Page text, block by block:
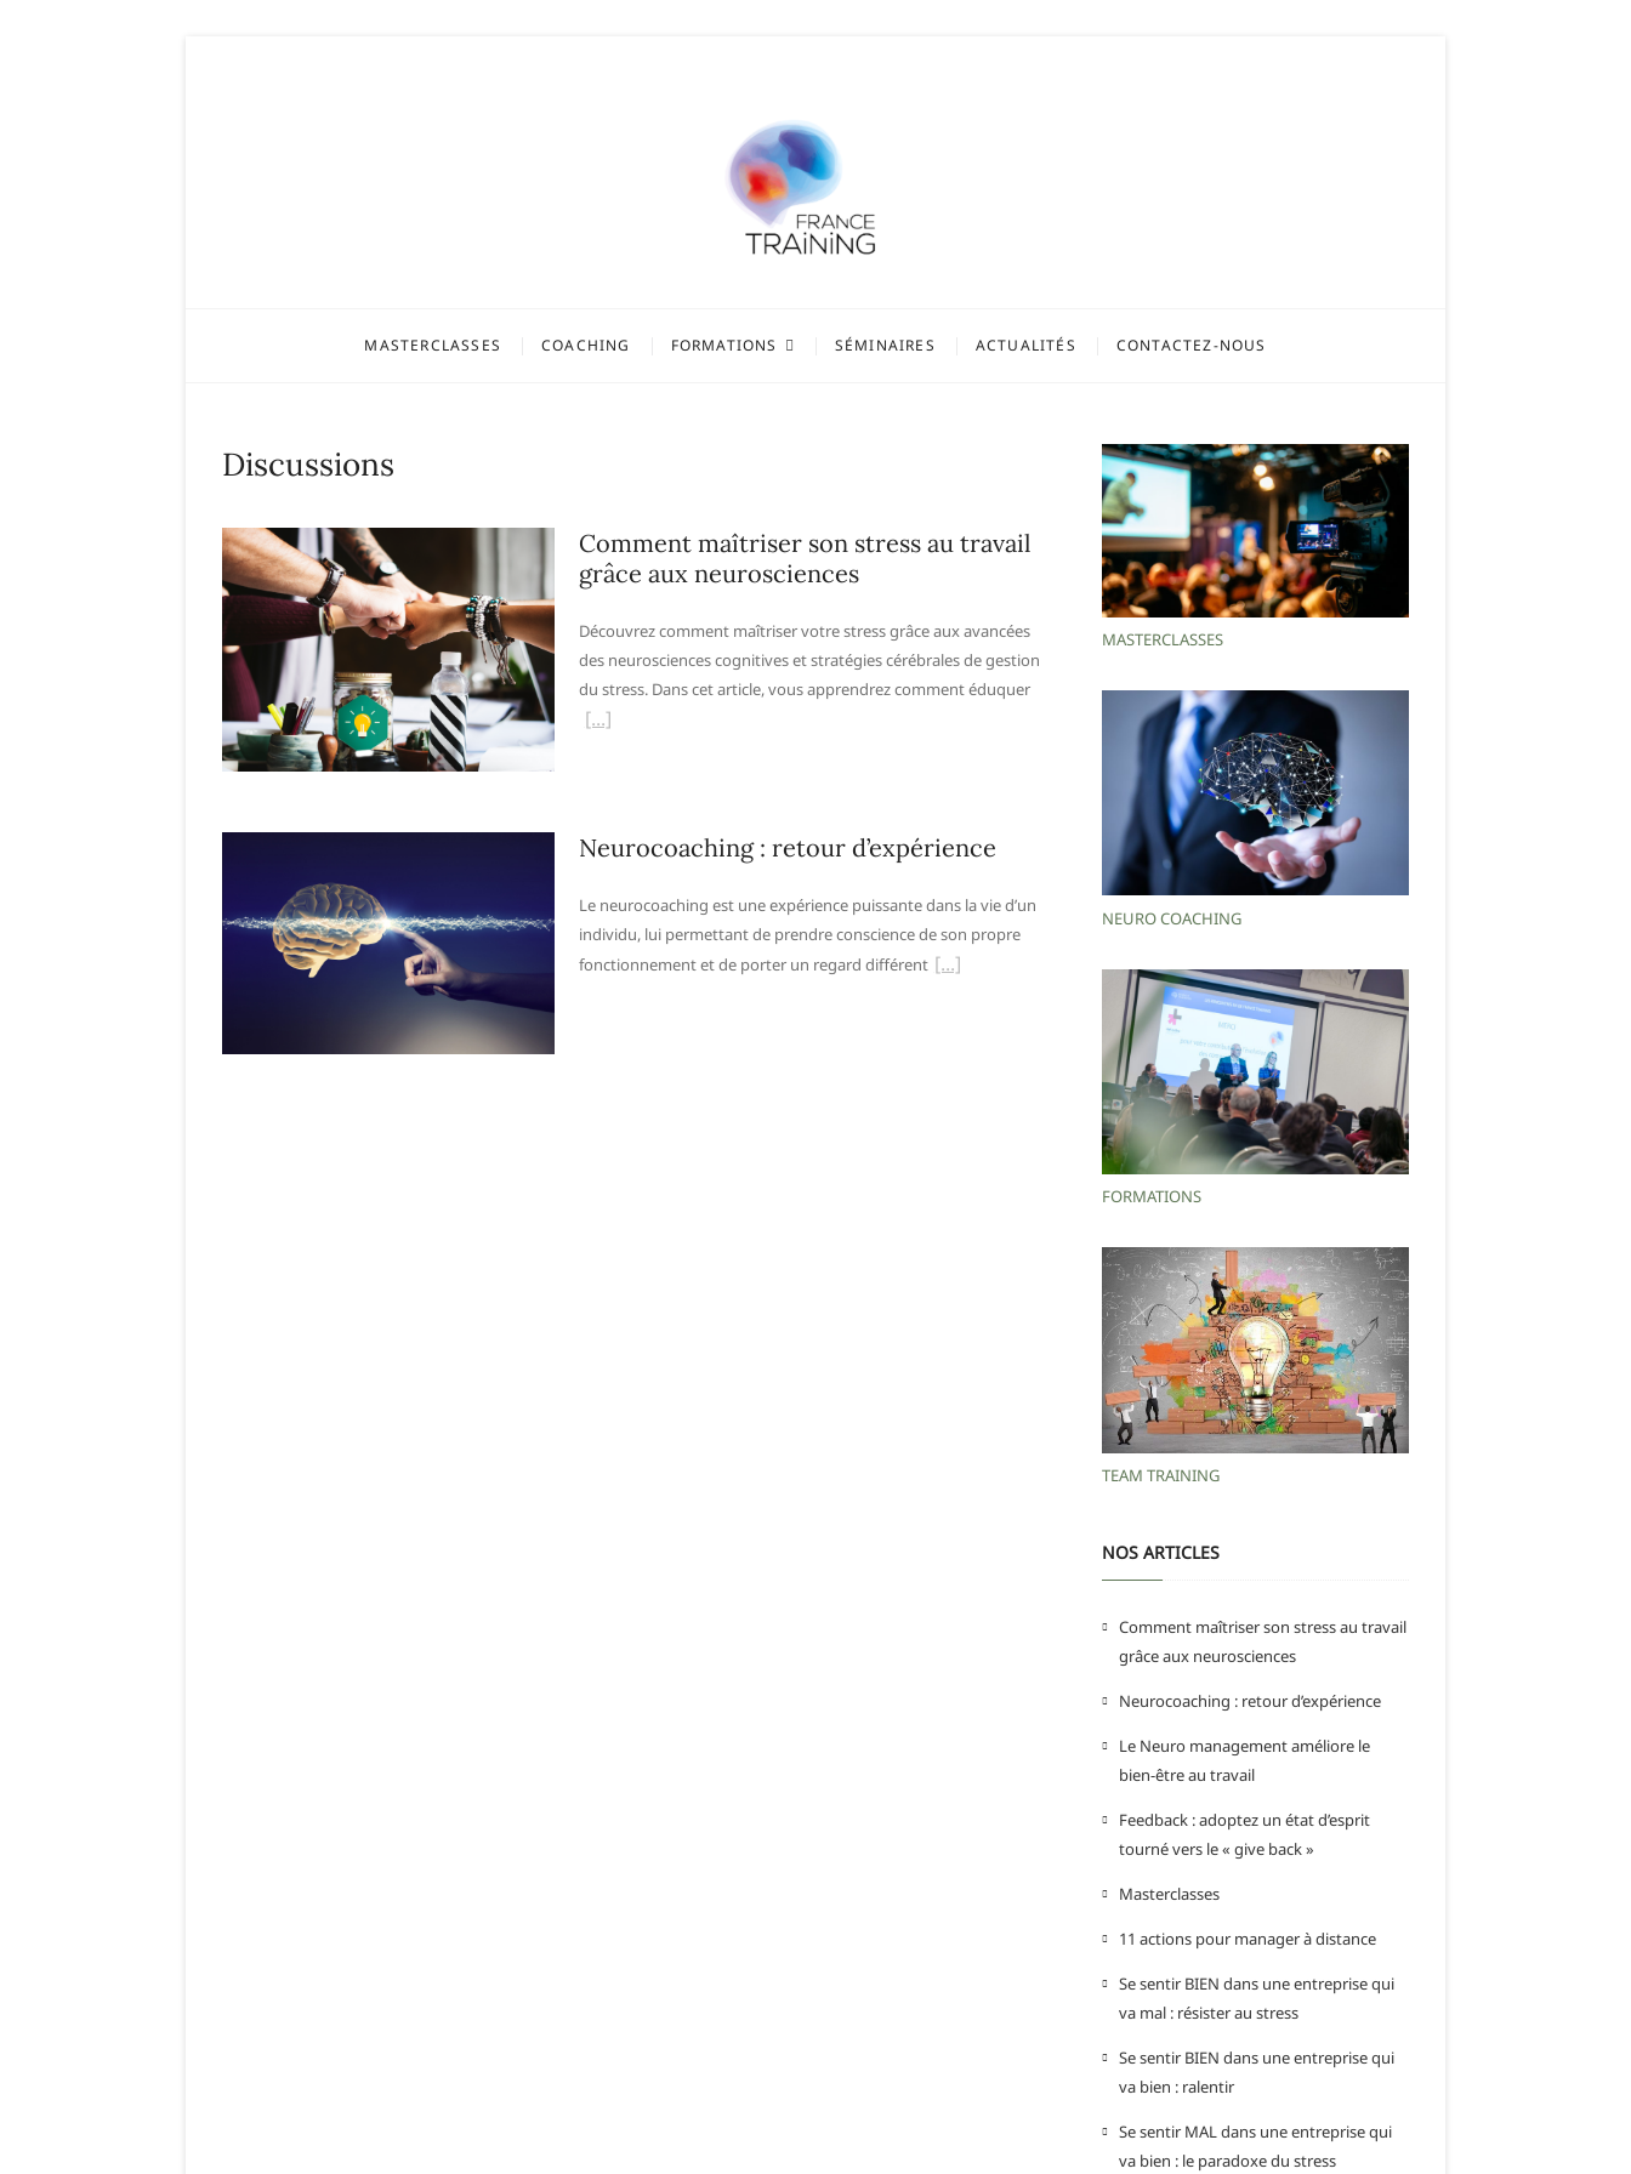
MASTERCLASSES COACHING FORMATIONS SÉMINAIRES ACTUALITÉS CONTACTEZ-NOUS
Discussions
Comment maîtriser son stress au travail
grâce aux neurosciences
Découvrez comment maîtriser votre stress grâce aux avancées
des neurosciences cognitives et stratégies cérébrales de gestion
du stress. Dans cet article, vous apprendrez comment éduquer
Neurocoaching : retour d’expérience
Le neurocoaching est une expérience puissante dans la vie d’un
individu, lui permettant de prendre conscience de son propre
fonctionnement et de porter un regard différent
MASTERCLASSES
NEURO COACHING
FORMATIONS
TEAM TRAINING
NOS ARTICLES
Comment maîtriser son stress au travail
grâce aux neurosciences
Neurocoaching : retour d’expérience
Le Neuro management améliore le
bien-être au travail
Feedback : adoptez un état d’esprit
tourné vers le « give back »
Masterclasses
11 actions pour manager à distance
Se sentir BIEN dans une entreprise qui
va mal : résister au stress
Se sentir BIEN dans une entreprise qui
va bien : ralentir
Se sentir MAL dans une entreprise qui
va bien : le paradoxe du stress